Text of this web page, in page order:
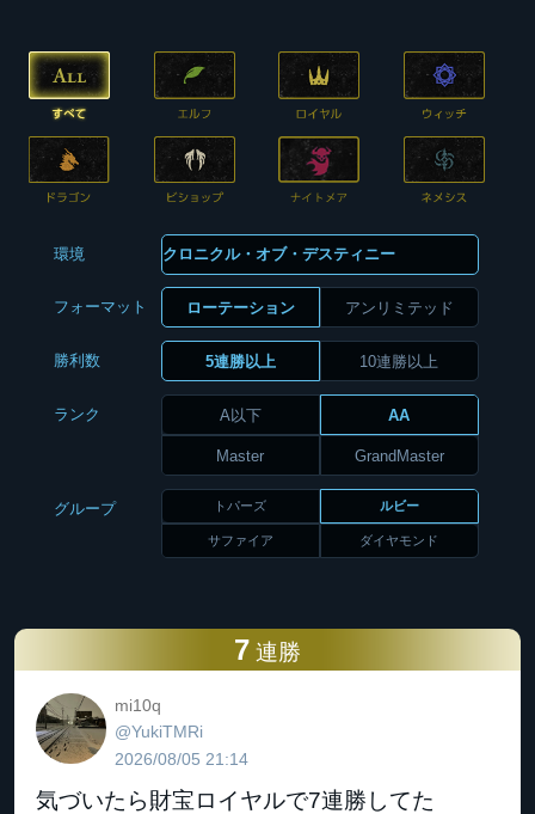
環境
フォーマット ローテーション アンリミテッド
勝利数 5連勝以上 10連勝以上
ランク A以下 AA
Master GrandMaster
グループ トパーズ ルビー
サファイア ダイヤモンド
7 連勝
mi10q
@YukiTMRi
2026/08/05 21:14
気づいたら財宝ロイヤルで7連勝してた